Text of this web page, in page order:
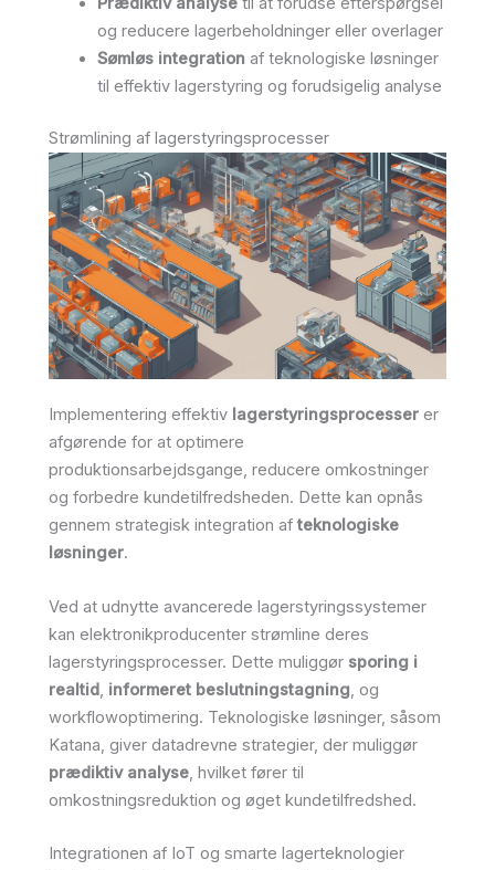
og reducere lagerbeholdninger eller overlager
Sømløs integrationaf teknologiske løsninger
til effektiv lagerstyring og forudsigelig analyse
Strømlining af lagerstyringsprocesser
Implementering effektiv lagerstyringsprocesser er
afgørende for at optimere
produktionsarbejdsgange, reducere omkostninger
og forbedre kundetilfredsheden. Dette kan opnås
gennem strategisk integration af teknologiske
løsninger.
Ved at udnytte avancerede lagerstyringssystemer
kan elektronikproducenter strømline deres
lagerstyringsprocesser. Dette muliggør sporing i
realtid, informeret beslutningstagning, og
workflowoptimering. Teknologiske løsninger, såsom
Katana, giver datadrevne strategier, der muliggør
prædiktiv analyse, hvilket fører til
omkostningsreduktion og øget kundetilfredshed.
Integrationen af IoT og smarte lagerteknologier